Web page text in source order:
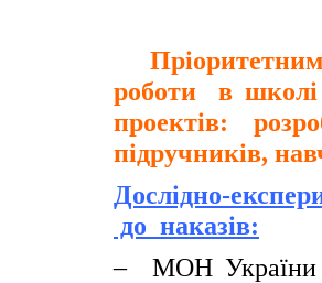
роботи в школі
проектів:
підручників,
Дослідно-
до наказів:
– МОН України